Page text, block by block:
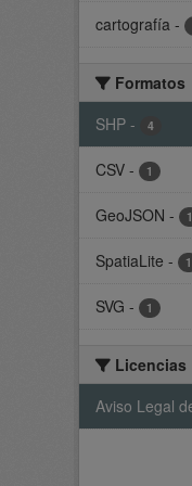
cartografía -
Formatos
SHP - 4
CSV - 1
GeoJSON - 1
SpatiaLite - 1
SVG - 1
Licencias
Aviso Legal